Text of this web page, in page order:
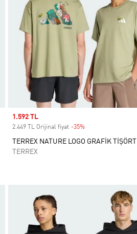
Sale price
1.592 TL
2.449 TL Orijinal fiyat -35%Discount
TERREX NATURE LOGO GRAFİK TİŞÖRT
TERREX
Favori Listesine Ekle